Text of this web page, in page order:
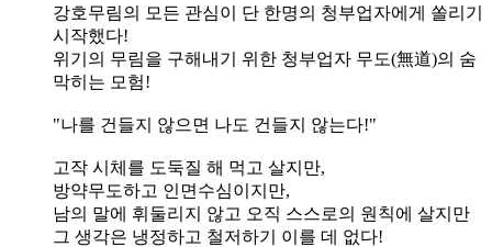
강호무림의 모든 관심이 단 한명의 청부업자에게 쏠리기
시작했다!
위기의 무림을 구해내기 위한 청부업자 무도(無道)의 숨
막히는 모험!
"나를 건들지 않으면 나도 건들지 않는다!"
고작 시체를 도둑질 해 먹고 살지만,
방약무도하고 인면수심이지만,
남의 말에 휘둘리지 않고 오직 스스로의 원칙에 살지만
그 생각은 냉정하고 철저하기 이를 데 없다!